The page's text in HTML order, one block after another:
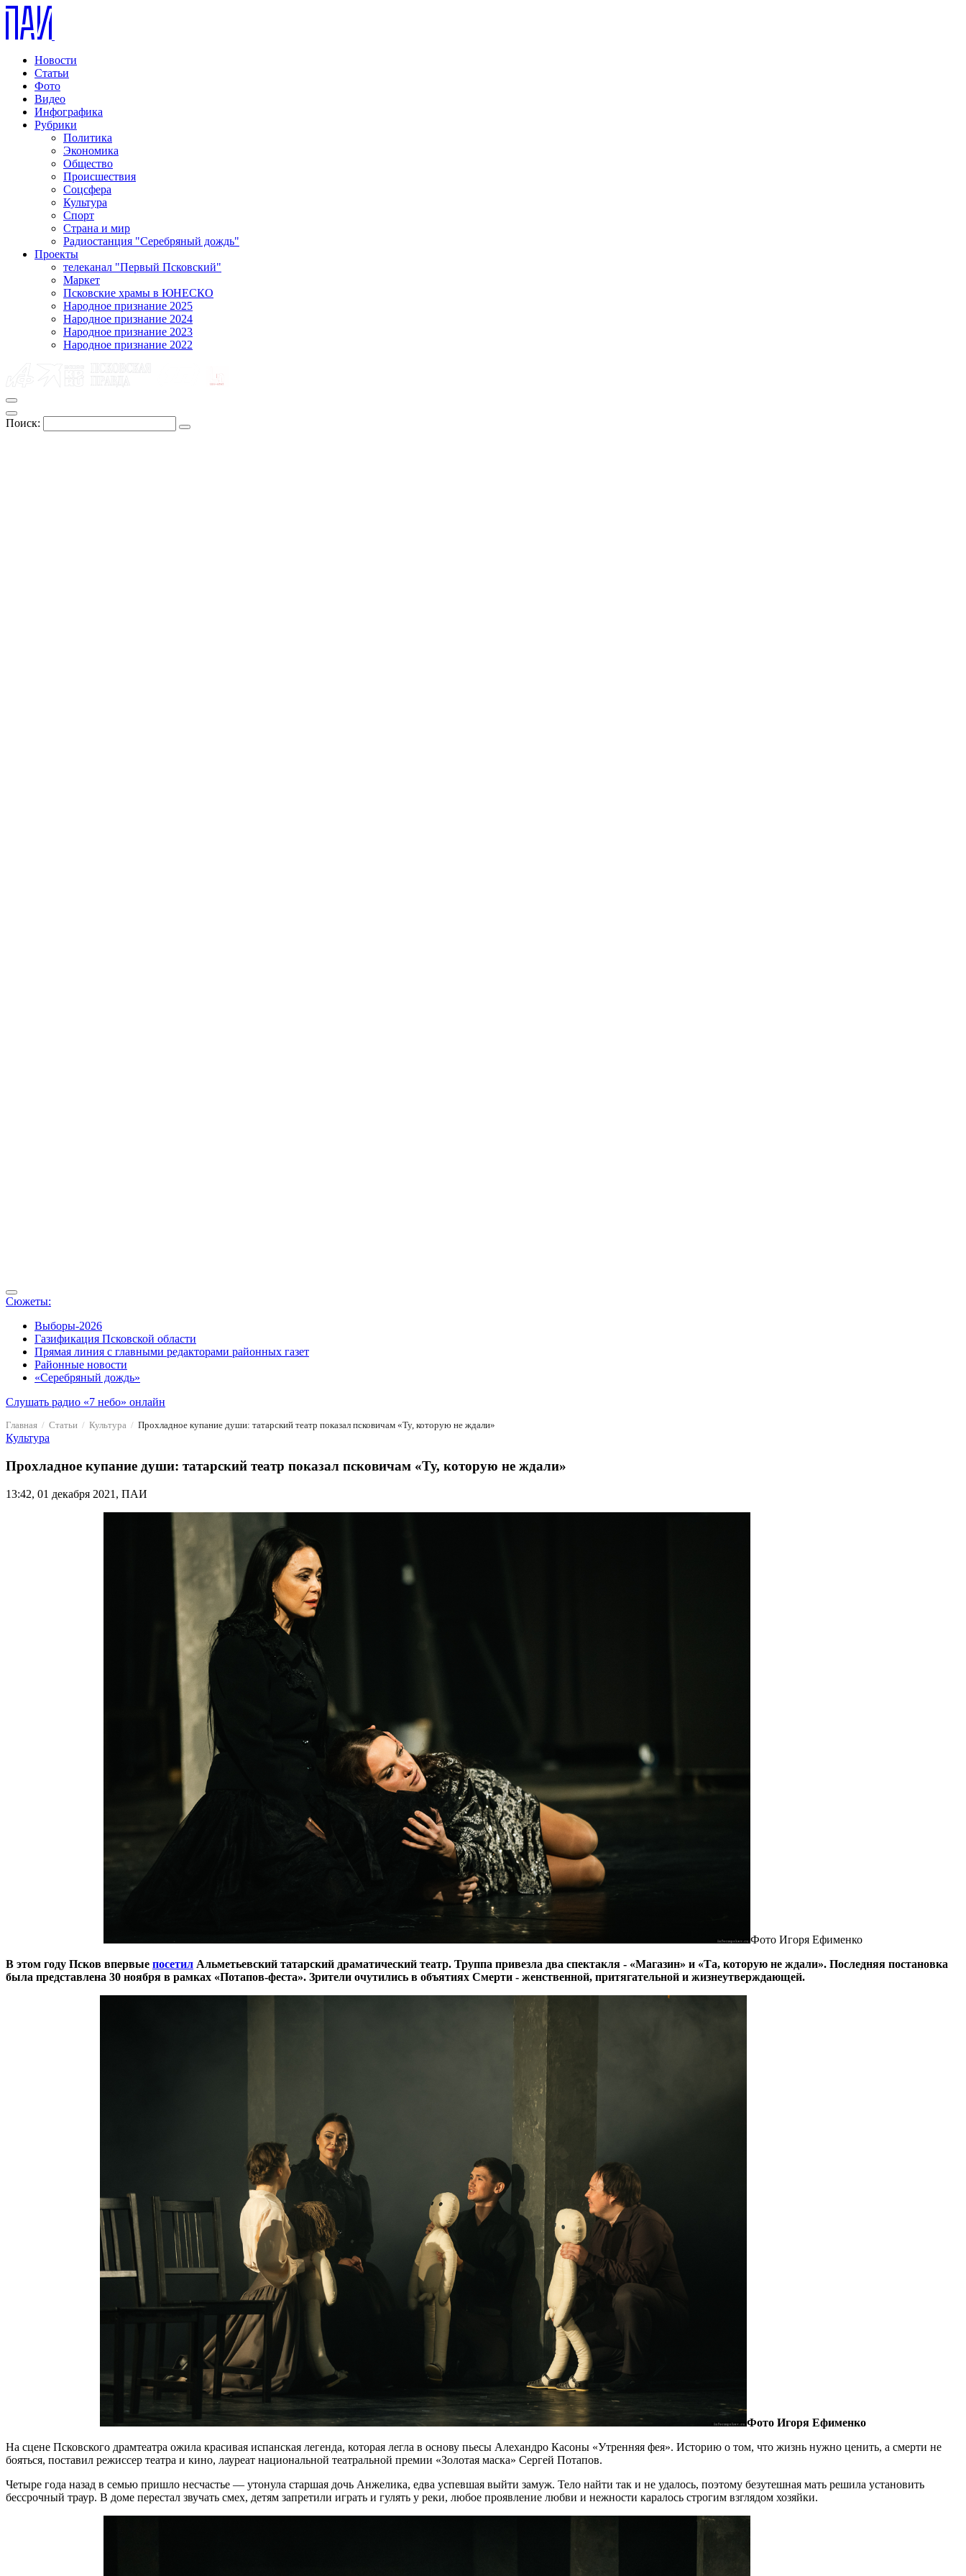
Новости
Статьи
Фото
Видео
Инфографика
Рубрики
Политика
Экономика
Общество
Происшествия
Соцсфера
Культура
Спорт
Страна и мир
Радиостанция "Серебряный дождь"
Проекты
телеканал "Первый Псковский"
Маркет
Псковские храмы в ЮНЕСКО
Народное признание 2025
Народное признание 2024
Народное признание 2023
Народное признание 2022
Поиск:
Сюжеты:
Выборы-2026
Газификация Псковской области
Прямая линия с главными редакторами районных газет
Районные новости
«Серебряный дождь»
Слушать радио «7 небо» онлайн
Главная Статьи Культура Прохладное купание души: татарский театр показал псковичам «Ту, которую не ждали»
Культура
Прохладное купание души: татарский театр показал псковичам «Ту, которую не ждали»
13:42, 01 декабря 2021, ПАИ
Фото Игоря Ефименко
В этом году Псков впервые посетил Альметьевский татарский драматический театр. Труппа привезла два спектакля - «Магазин» и «Та, которую не ждали». Последняя постановка
была представлена 30 ноября в рамках «Потапов-феста». Зрители очутились в объятиях Смерти - женственной, притягательной и жизнеутверждающей.
Фото Игоря Ефименко
На сцене Псковского драмтеатра ожила красивая испанская легенда, которая легла в основу пьесы Алехандро Касоны «Утренняя фея». Историю о том, что жизнь нужно ценить, а смерти не
бояться, поставил режиссер театра и кино, лауреат национальной театральной премии «Золотая маска» Сергей Потапов.
Четыре года назад в семью пришло несчастье — утонула старшая дочь Анжелика, едва успевшая выйти замуж. Тело найти так и не удалось, поэтому безутешная мать решила установить
бессрочный траур. В доме перестал звучать смех, детям запретили играть и гулять у реки, любое проявление любви и нежности каралось строгим взглядом хозяйки.